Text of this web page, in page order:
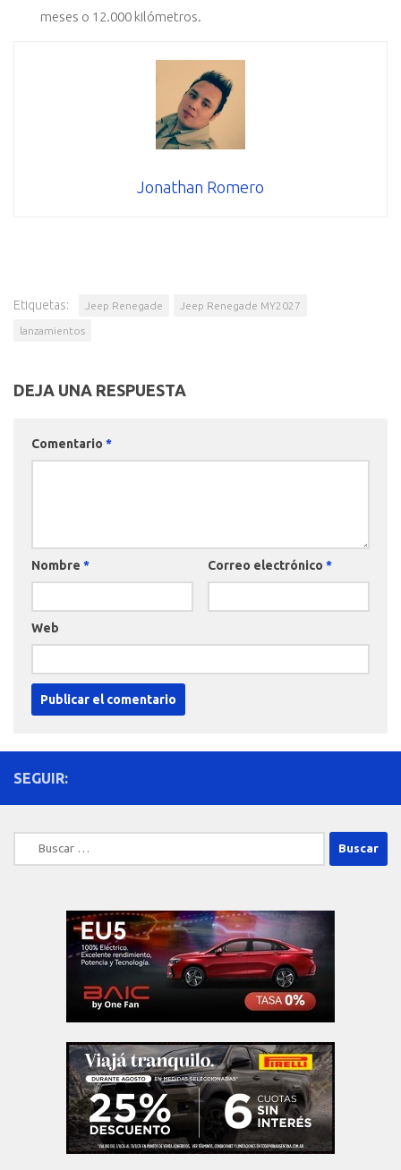
meses o 12.000 kilómetros.
Jonathan Romero
Etiquetas: Jeep Renegade Jeep Renegade MY2027
lanzamientos
DEJA UNA RESPUESTA
Comentario *
Nombre * Correo electrónico *
Web
SEGUIR:
Buscar: